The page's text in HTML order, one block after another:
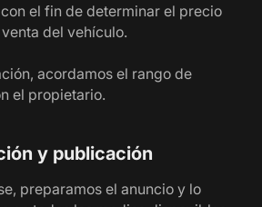
el fin de determinar el precio
del vehículo.
acordamos el rango de
el propietario.
y publicación
preparamos el anuncio y lo